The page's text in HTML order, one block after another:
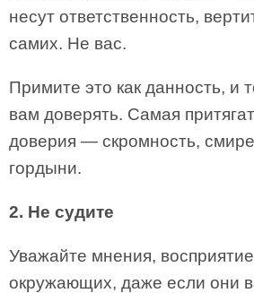
несут ответственность,
самих. Не вас.
Примите это как данность, и
вам доверять. Самая
доверия — ­скромность,
гордыни.
2. Не судите
Уважайте мнения,
окружающих, даже если они